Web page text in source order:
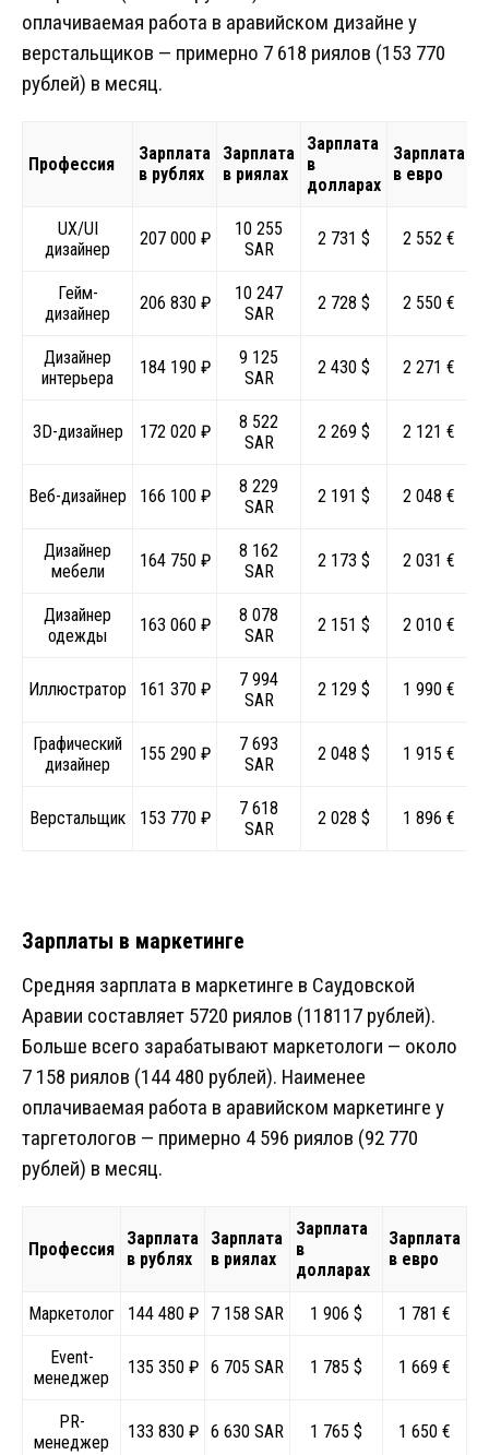
оплачиваемая работа в аравийском дизайне у
верстальщиков — примерно 7 618 риялов (153 770
рублей) в месяц.
Профессия
Зарплата
в рублях
Зарплата
в риялах
Зарплата
в
долларах
Зарплата
в евро
UX/UI
дизайнер
207 000 ₽
10 255
SAR
2 731 $ 2 552 €
Гейм-
дизайнер
206 830 ₽
10 247
SAR
2 728 $ 2 550 €
Дизайнер
интерьера
184 190 ₽
9 125
SAR
2 430 $ 2 271 €
3D-дизайнер 172 020 ₽
8 522
SAR
2 269 $ 2 121 €
Веб-дизайнер 166 100 ₽
8 229
SAR
2 191 $ 2 048 €
Дизайнер
мебели
164 750 ₽
8 162
SAR
2 173 $ 2 031 €
Дизайнер
одежды
163 060 ₽
8 078
SAR
2 151 $ 2 010 €
Иллюстратор 161 370 ₽
7 994
SAR
2 129 $ 1 990 €
Графический
дизайнер
155 290 ₽
7 693
SAR
2 048 $ 1 915 €
Верстальщик 153 770 ₽
7 618
SAR
2 028 $ 1 896 €
Зарплаты в маркетинге
Средняя зарплата в маркетинге в Саудовской
Аравии составляет 5720 риялов (118117 рублей).
Больше всего зарабатывают маркетологи — около
7 158 риялов (144 480 рублей). Наименее
оплачиваемая работа в аравийском маркетинге у
таргетологов — примерно 4 596 риялов (92 770
рублей) в месяц.
Профессия
Зарплата
в рублях
Зарплата
в риялах
Зарплата
в
долларах
Зарплата
в евро
Маркетолог 144 480 ₽ 7 158 SAR 1 906 $ 1 781 €
Event-
менеджер
135 350 ₽ 6 705 SAR 1 785 $ 1 669 €
PR-
менеджер
133 830 ₽ 6 630 SAR 1 765 $ 1 650 €